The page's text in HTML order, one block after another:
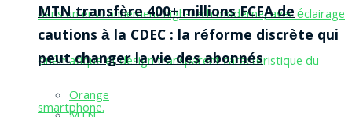
MTN transfère 400+ millions FCFA de
cautions à la CDEC : la réforme discrète qui
peut changer la vie des abonnés
Orange